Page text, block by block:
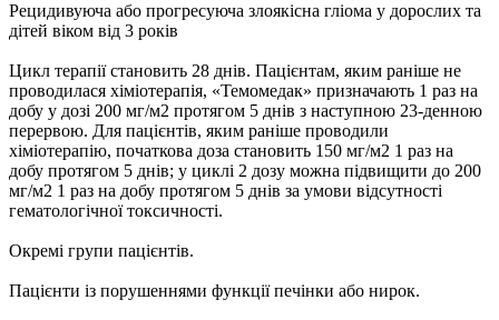
Рецидивуюча або прогресуюча злоякісна гліома у дорослих та
дітей віком від 3 років
Цикл терапії становить 28 днів. Пацієнтам, яким раніше не
проводилася хіміотерапія, «Темомедак» призначають 1 раз на
добу у дозі 200 мг/м2 протягом 5 днів з наступною 23-денною
перервою. Для пацієнтів, яким раніше проводили
хіміотерапію, початкова доза становить 150 мг/м2 1 раз на
добу протягом 5 днів; у циклі 2 дозу можна підвищити до 200
мг/м2 1 раз на добу протягом 5 днів за умови відсутності
гематологічної токсичності.
Окремі групи пацієнтів.
Пацієнти із порушеннями функції печінки або нирок.